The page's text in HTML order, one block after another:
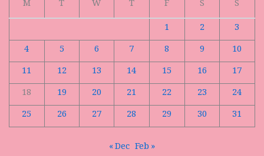
M
T W T F S
S
1
2
3
4
5 6 7 8 9
10
11
12 13 14 15 16
17
18
19 20 21 22 23
24
25
26 27 28 29 30 31
« Dec Feb »